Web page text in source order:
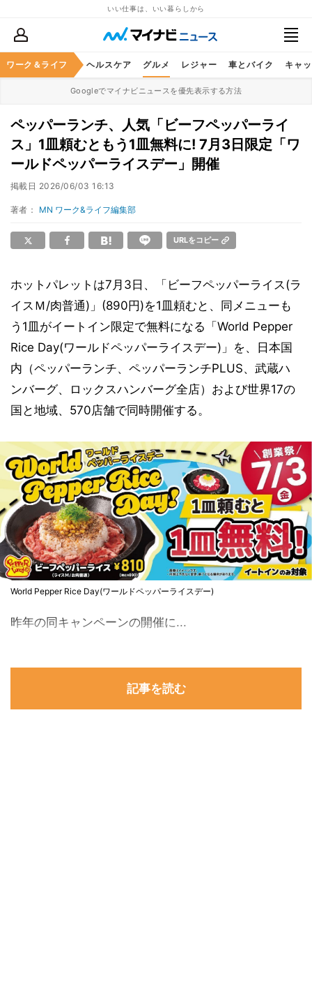
いい仕事は、いい暮らしから
ワーク＆ライフ
マネー 暮らし ヘルスケア グルメ レジャー 車とバイク キャ
Googleでマイナビニュースを優先表示する方法
ペッパーランチ、人気「ビーフペッパーライ
ス」1皿頼むともう1皿無料に! 7月3日限定「ワ
ールドペッパーライスデー」開催
掲載日 2026/06/03 16:13
著者： MN ワーク&ライフ編集部
URLをコピー
ホットパレットは7月3日、「ビーフペッパーライス(ラ
イスＭ/肉普通)」(890円)を1皿頼むと、同メニューも
う1皿がイートイン限定で無料になる「World Pepper
Rice Day(ワールドペッパーライスデー)」を、日本国
内（ペッパーランチ、ペッパーランチPLUS、武蔵ハ
ンバーグ、ロックスハンバーグ全店）および世界17の
国と地域、570店舗で同時開催する。
World Pepper Rice Day(ワールドペッパーライスデー)
昨年の同キャンペーンの開催に...
記事を読む